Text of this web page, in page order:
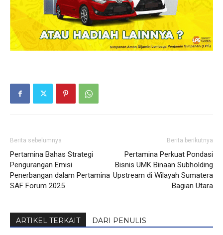
Berita sebelumnya
Pertamina Bahas Strategi
Pengurangan Emisi
Penerbangan dalam Pertamina
SAF Forum 2025
Berita berikutnya
Pertamina Perkuat Pondasi
Bisnis UMK Binaan Subholding
Upstream di Wilayah Sumatera
Bagian Utara
ARTIKEL TERKAIT DARI PENULIS